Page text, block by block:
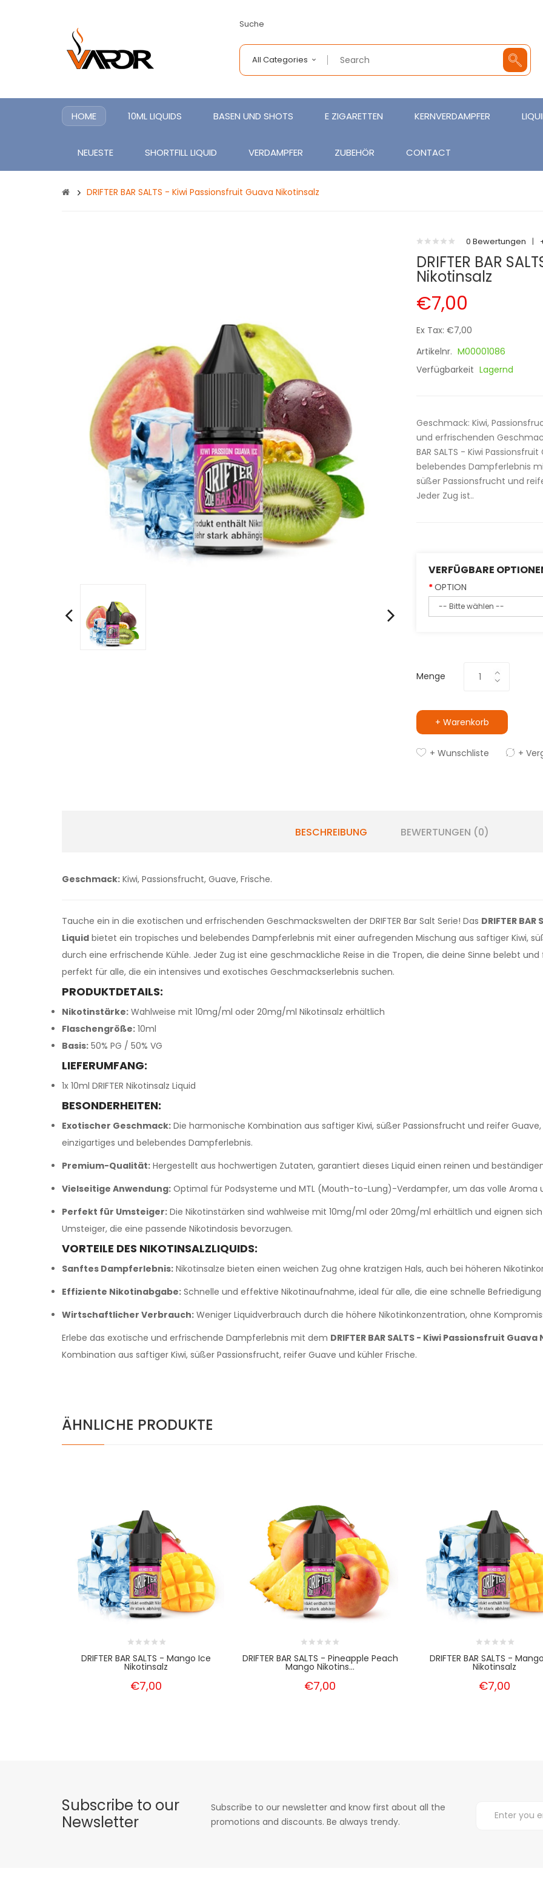
Suche
All Categories
HOME 10ML LIQUIDS BASEN UND SHOTS E ZIGARETTEN KERNVERDAMPFER
NEUESTE SHORTFILL LIQUID VERDAMPFER ZUBEHÖR CONTACT
DRIFTER BAR SALTS - Kiwi Passionsfruit Guava Nikotinsalz
0 Bewertungen |
DRIFTER BAR
Nikotinsalz
€7,00
Ex Tax: €7,00
Artikelnr. M00001086
Verfügbarkeit Lagernd
Geschmack: Kiwi,
und erfrischenden
BAR SALTS - Kiwi
belebendes Dampferlebnis
süßer Passionsfrucht und
Jeder Zug ist..
VERFÜGBARE
OPTION
Menge
+ Warenkorb
+ Wunschliste +
BESCHREIBUNG BEWERTUNGEN (0)
Geschmack: Kiwi, Passionsfrucht, Guave, Frische.
Tauche ein in die exotischen und erfrischenden Geschmackswelten der DRIFTER Bar Salt Serie! Das DRIFTER
Liquid bietet ein tropisches und belebendes Dampferlebnis mit einer aufregenden Mischung aus saftiger Kiwi,
durch eine erfrischende Kühle. Jeder Zug ist eine geschmackliche Reise in die Tropen, die deine Sinne belebt
perfekt für alle, die ein intensives und exotisches Geschmackserlebnis suchen.
PRODUKTDETAILS:
Nikotinstärke: Wahlweise mit 10mg/ml oder 20mg/ml Nikotinsalz erhältlich
Flaschengröße: 10ml
Basis: 50% PG / 50% VG
LIEFERUMFANG:
1x 10ml DRIFTER Nikotinsalz Liquid
BESONDERHEITEN:
Exotischer Geschmack: Die harmonische Kombination aus saftiger Kiwi, süßer Passionsfrucht und reifer
einzigartiges und belebendes Dampferlebnis.
Premium-Qualität: Hergestellt aus hochwertigen Zutaten, garantiert dieses Liquid einen reinen und
Vielseitige Anwendung: Optimal für Podsysteme und MTL (Mouth-to-Lung)-Verdampfer, um das volle Aroma
Perfekt für Umsteiger: Die Nikotinstärken sind wahlweise mit 10mg/ml oder 20mg/ml erhältlich und eignen
Umsteiger, die eine passende Nikotindosis bevorzugen.
VORTEILE DES NIKOTINSALZLIQUIDS:
Sanftes Dampferlebnis: Nikotinsalze bieten einen weichen Zug ohne kratzigen Hals, auch bei höheren
Effiziente Nikotinabgabe: Schnelle und effektive Nikotinaufnahme, ideal für alle, die eine schnelle
Wirtschaftlicher Verbrauch: Weniger Liquidverbrauch durch die höhere Nikotinkonzentration, ohne
Erlebe das exotische und erfrischende Dampferlebnis mit dem DRIFTER BAR SALTS - Kiwi Passionsfruit
Kombination aus saftiger Kiwi, süßer Passionsfrucht, reifer Guave und kühler Frische.
ÄHNLICHE PRODUKTE
DRIFTER BAR SALTS - Mango Ice
Nikotinsalz
€7,00
DRIFTER BAR SALTS - Pineapple Peach
Mango Nikotins...
€7,00
DRIFTER BAR SALTS -
Nikotinsalz
€7,00
Subscribe to our
Newsletter
Subscribe to our newsletter and know first about all the
promotions and discounts. Be always trendy.